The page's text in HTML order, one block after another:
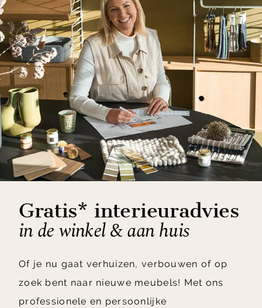
Gratis* interieuradvies
in de winkel & aan huis
Of je nu gaat verhuizen, verbouwen of op
zoek bent naar nieuwe meubels! Met ons
professionele en persoonlijke